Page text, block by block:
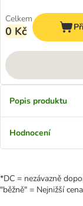
Celkem
0 Kč
Popis produktu
Hodnocení
*DC = nezávazně
"běžně" = Nejnižší